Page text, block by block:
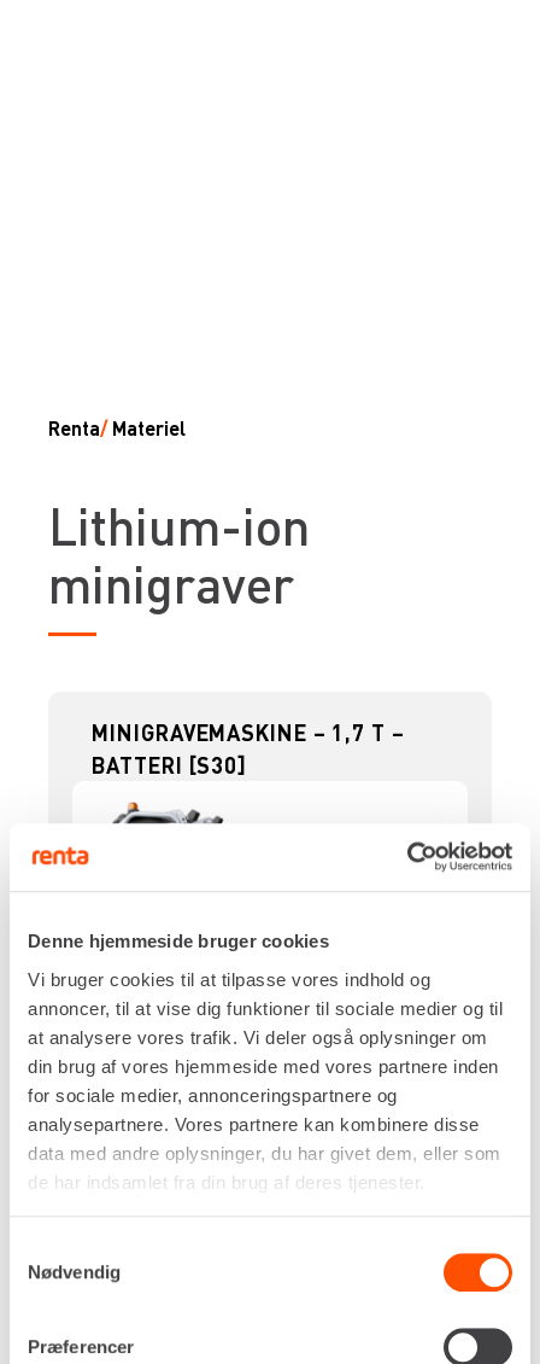
Denne hjemmeside bruger cookies
Vi bruger cookies til at tilpasse vores indhold og
annoncer, til at vise dig funktioner til sociale medier og til
at analysere vores trafik. Vi deler også oplysninger om
din brug af vores hjemmeside med vores partnere inden
for sociale medier, annonceringspartnere og
analysepartnere. Vores partnere kan kombinere disse
data med andre oplysninger, du har givet dem, eller som
de har indsamlet fra din brug af deres tjenester.
Nødvendig
Præferencer
Renta/ Materiel
Lithium-ion
minigraver
MINIGRAVEMASKINE – 1,7 T –
BATTERI [S30]
Drivkraft
Batteri
Gravedybde, maks.
2.323 mm
Jordtryk
0,29 kg/cm²
1.797 kg